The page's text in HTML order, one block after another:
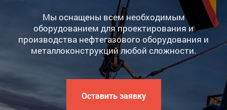
Мы оснащены всем необходимым
оборудованием для проектирования и
производства нефтегазового оборудования и
металлоконструкций любой сложности.
Оставить заявку